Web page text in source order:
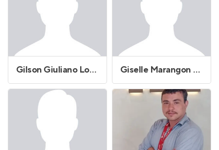
Gilson Giuliano Lopes Giselle Marangon de Moraes